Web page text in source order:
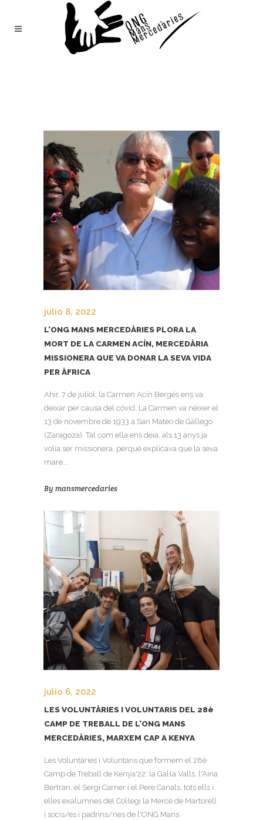
julio 8, 2022
L’ONG MANS MERCEDÀRIES PLORA LA
MORT DE LA CARMEN ACÍN, MERCEDÀRIA
MISSIONERA QUE VA DONAR LA SEVA VIDA
PER ÀFRICA
Ahir, 7 de juliol, la Carmen Acín Bergés ens va
deixar per causa del còvid. La Carmen va néixer el
13 de novembre de 1933 a San Mateo de Gállego
(Zaragoza). Tal com ella ens deia, als 13 anys ja
volia ser missionera, perquè explicava que la seva
mare...
By mansmercedaries
julio 6, 2022
LES VOLUNTÀRIES I VOLUNTARIS DEL 28è
CAMP DE TREBALL DE L’ONG MANS
MERCEDÀRIES, MARXEM CAP A KENYA
Les Voluntàries i Voluntaris que formem el 28è
Camp de Treball de Kenya'22: la Gal·la Valls, l'Aina
Bertran, el Sergi Carner i el Pere Canals, tots ells i
elles exalumnes del Col·legi la Mercè de Martorell
i socis/es i padrins/nes de l'ONG Mans